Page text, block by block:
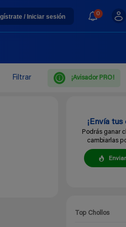
/ Iniciar sesión 0
Filtrar ¡Avisador PRO!
¡Envía
Podrás ganar
cambiarlas
Top Chollos